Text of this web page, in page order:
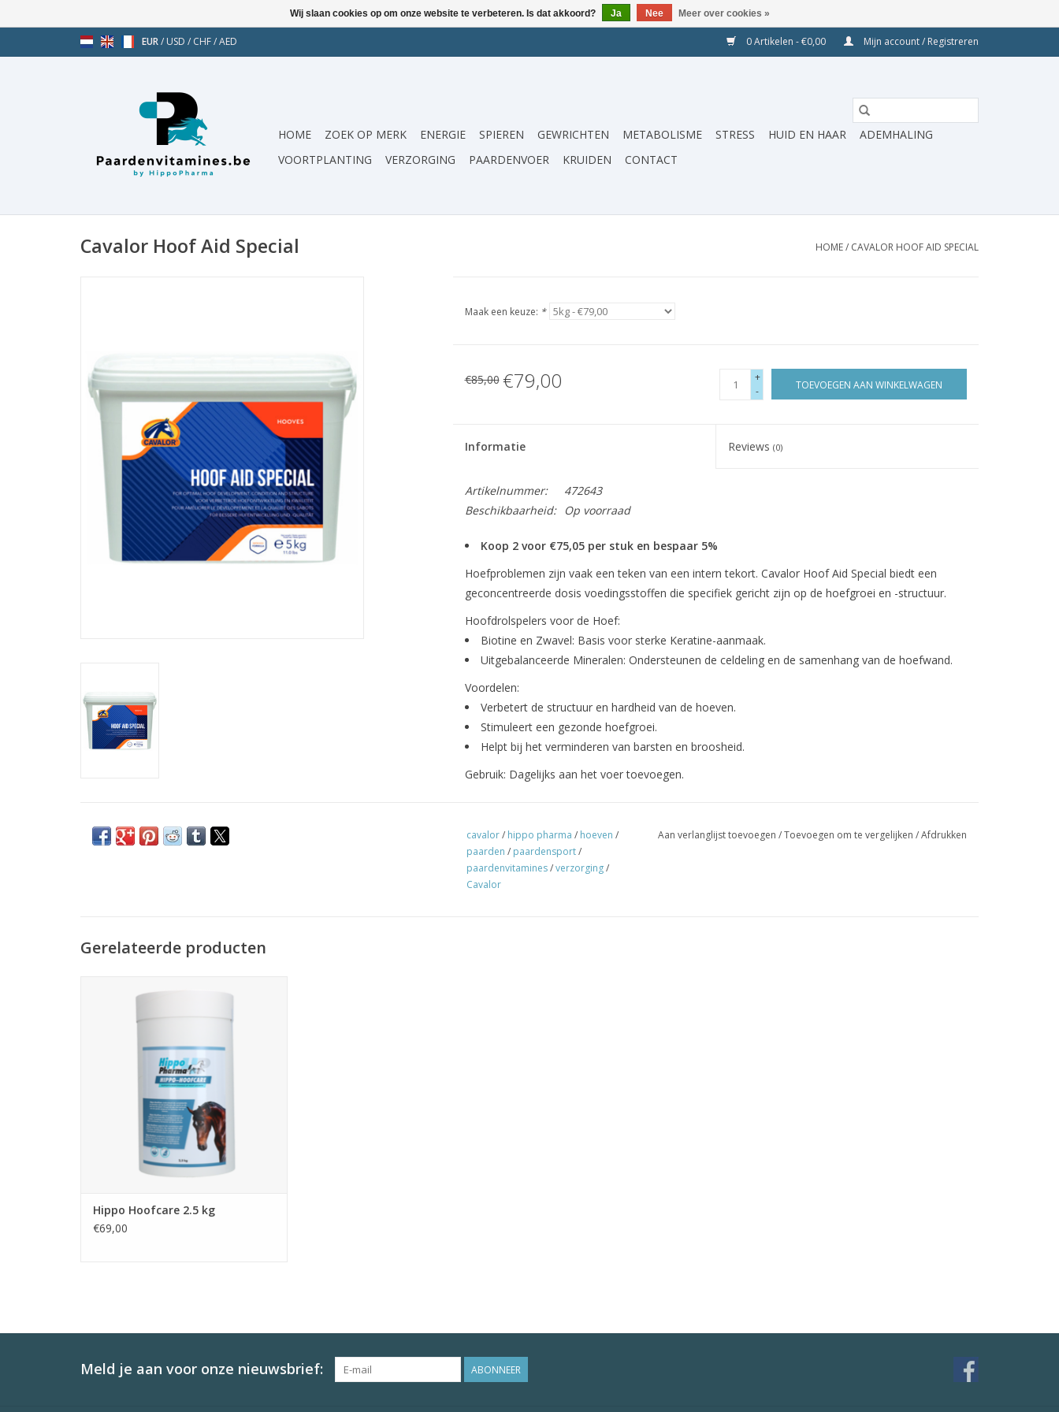
EUR/ USD / CHF/AED 0 Artikelen - €0,00 Mijn account / Registreren
HOME ZOEK OP MERK ENERGIE SPIEREN GEWRICHTEN METABOLISME STRESS HUID EN HAAR
ADEMHALING
VOORTPLANTING
VERZORGING PAARDENVOER KRUIDEN CONTACT
Cavalor Hoof Aid Special HOME/ CAVALOR HOOF AID SPECIAL
Maak een keuze: *
€85,00 €79,00
+
-
TOEVOEGEN AAN WINKELWAGEN
Informatie Reviews(0)
Artikelnummer:
472643
Beschikbaarheid:
Op voorraad
Koop 2 voor €75,05 per stuk en bespaar 5%
Hoefproblemen zijn vaak een teken van een intern tekort. Cavalor Hoof Aid Special biedt een
geconcentreerde dosis voedingsstoffen die specifiek gericht zijn op de hoefgroei en -structuur.
Hoofdrolspelers voor de Hoef:
Biotine en Zwavel: Basis voor sterke Keratine-aanmaak.
Uitgebalanceerde Mineralen: Ondersteunen de celdeling en de samenhang van de hoefwand.
Voordelen:
Verbetert de structuuren hardheid van de hoeven.
Stimuleert een gezonde hoefgroei.
Helpt bij het verminderen van barsten en broosheid.
Gebruik: Dagelijks aan het voer toevoegen.
cavalor/ hippo pharma / hoeven /
paarden / paardensport/
paardenvitamines/verzorging/
Cavalor
Aan verlanglijst toevoegen /Toevoegen om te vergelijken /Afdrukken
Gerelateerde producten
diervoeder (dieetvoeder) voor paarden,
TOEVOEGEN AAN WINKELWAGEN
Hippo Hoofcare 2.5 kg
€69,00
Meld je aan voor onze nieuwsbrief: ABONNEER
Wij slaan cookies op om onze website te verbeteren. Is dat akkoord? Ja Nee Meer over cookies »